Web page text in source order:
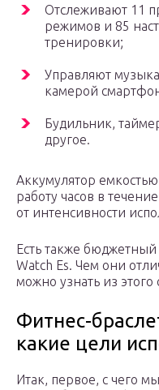
Отслеживают 11
режимов и 85
тренировки;
Управляют
камерой
Будильник,
другое.
Аккумулятор
работу часов в
от интенсивности
Есть также
Watch Es. Чем они
можно узнать из этого
Фитнес-
какие цели
Итак, первое, с чего